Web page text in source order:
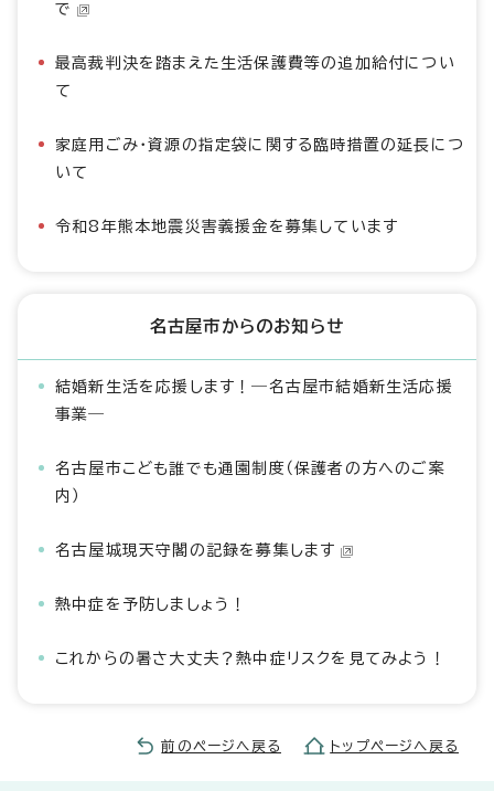
で
最高裁判決を踏まえた生活保護費等の追加給付につい
て
家庭用ごみ・資源の指定袋に関する臨時措置の延長につ
いて
令和8年熊本地震災害義援金を募集しています
名古屋市からのお知らせ
結婚新生活を応援します！―名古屋市結婚新生活応援
事業―
名古屋市こども誰でも通園制度（保護者の方へのご案
内）
名古屋城現天守閣の記録を募集します
熱中症を予防しましょう！
これからの暑さ大丈夫？熱中症リスクを見てみよう！
前のページへ戻る トップページへ戻る